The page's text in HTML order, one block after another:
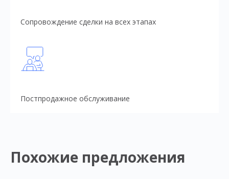
Сопровождение сделки на всех этапах
Постпродажное обслуживание
Похожие предложения